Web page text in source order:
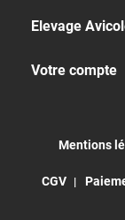
Elevage
Votre compte
Mentions
CGV